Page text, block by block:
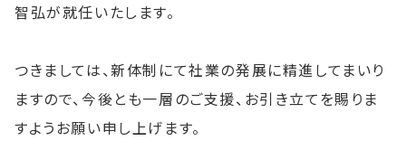
智弘が就任いたします。
つきましては、新体制にて社業の発展に精進してまいり
ますので、今後とも一層のご支援、お引き立てを賜りま
すようお願い申し上げます。